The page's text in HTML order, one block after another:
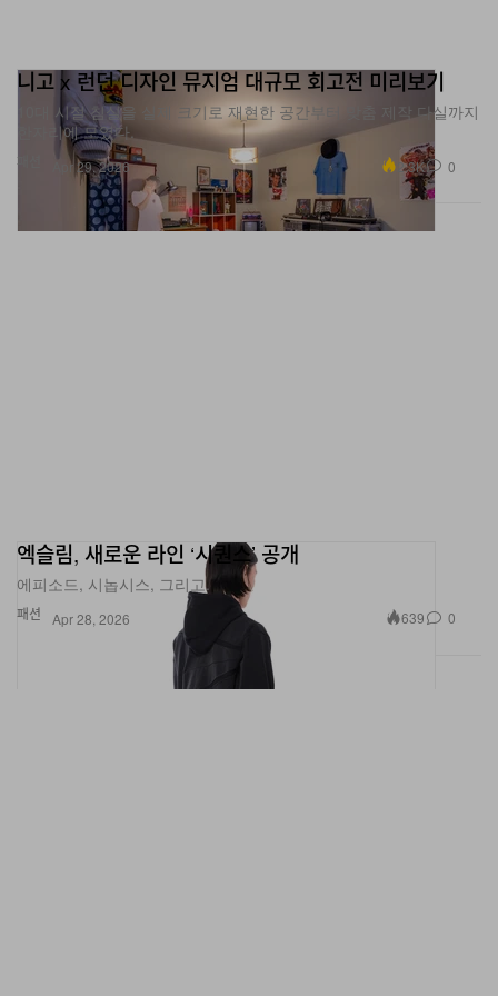
패션
니고 x 런던 디자인 뮤지엄 대규모 회고전 미리보기
10대 시절 침실을 실제 크기로 재현한 공간부터 맞춤 제작 다실까지
한자리에 모였다.
Apr 29, 2026 2.3K 0
패션
엑슬림, 새로운 라인 ‘시퀀스’ 공개
에피소드, 시놉시스, 그리고.
Apr 28, 2026 639 0